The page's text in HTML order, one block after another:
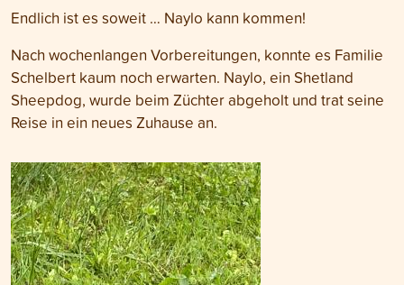
Endlich ist es soweit … Naylo kann kommen!
Nach wochenlangen Vorbereitungen, konnte es Familie
Schelbert kaum noch erwarten. Naylo, ein Shetland
Sheepdog, wurde beim Züchter abgeholt und trat seine
Reise in ein neues Zuhause an.